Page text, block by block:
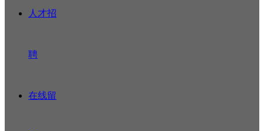
人才招
聘
在线留